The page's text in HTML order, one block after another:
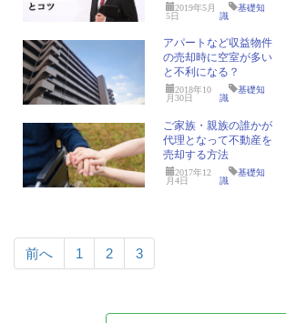
2019年5月
5日
基礎知
識
アパートなど収益物件
の売却時に空室が多い
と不利になる？
2018年10
月30日
基礎知
識
ご家族・親族の誰かが
代理となって不動産を
売却する方法
2017年12
月4日
基礎知
識
前へ 1 2 3